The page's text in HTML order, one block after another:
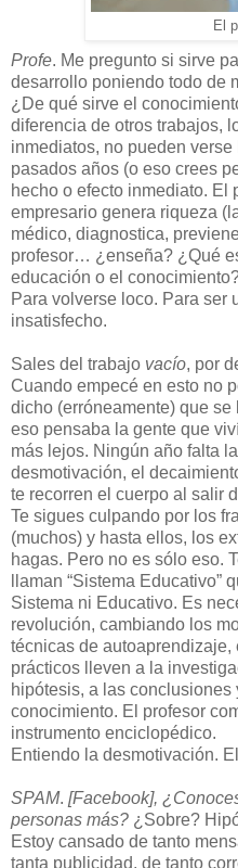
El
Profe. Me pregunto si sirve
desarrollo poniendo todo de
¿De qué sirve el
diferencia de otros trabajos,
inmediatos, no pueden
pasados años (o eso crees
hecho o efecto inmediato. El
empresario genera riqueza
médico, diagnostica,
profesor… ¿enseña? ¿Qué
educación o el
Para volverse loco. Para ser
insatisfecho.
Sales del trabajo vacío, por
Cuando empecé en esto no
dicho (erróneamente) que
eso pensaba la gente que
más lejos. Ningún año falta
desmotivación, el
te recorren el cuerpo al salir
Te sigues culpando por los
(muchos) y hasta ellos, los
hagas. Pero no es sólo eso.
llaman “Sistema Educativo”
Sistema ni Educativo. Es
revolución, cambiando los
técnicas de autoaprendizaje,
prácticos lleven a la
hipótesis, a las conclusiones
conocimiento. El profesor
instrumento enciclopédico.
Entiendo la desmotivación.
SPAM. [Facebook],
personas más? ¿Sobre?
Estoy cansado de tanto
tanta publicidad, de tanto